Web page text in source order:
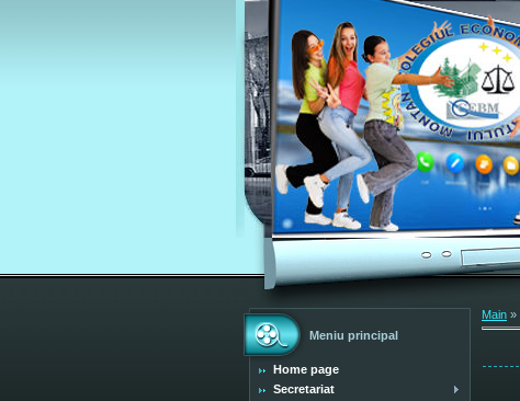
Meniu principal
Home page
Secretariat
Main »